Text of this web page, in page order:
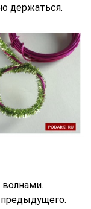
держаться.